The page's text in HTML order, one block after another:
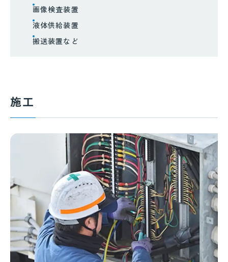
画像検査装置
液体供給装置
搬送装置など
施工